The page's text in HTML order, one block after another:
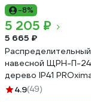
-8%
5 205 ₽
5 665 ₽
навесной ЩРН-П-
дерево IP41
n-24-dark
4.9(49)